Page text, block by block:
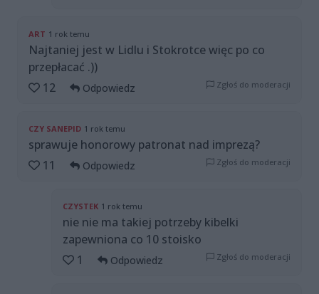
ART 1 rok temu
Najtaniej jest w Lidlu i Stokrotce więc po co
przepłacać .))
12
Odpowiedz Zgłoś do moderacji
CZY SANEPID 1 rok temu
sprawuje honorowy patronat nad imprezą?
11
Odpowiedz Zgłoś do moderacji
CZYSTEK 1 rok temu
nie nie ma takiej potrzeby kibelki
zapewniona co 10 stoisko
1
Odpowiedz Zgłoś do moderacji